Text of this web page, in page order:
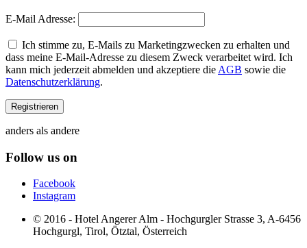
E-Mail Adresse:
Ich stimme zu, E-Mails zu Marketingzwecken zu erhalten und
dass meine E-Mail-Adresse zu diesem Zweck verarbeitet wird. Ich
kann mich jederzeit abmelden und akzeptiere die AGB sowie die
Datenschutzerklärung.
anders als andere
Follow us on
Facebook
Instagram
© 2016 - Hotel Angerer Alm - Hochgurgler Strasse 3, A-6456
Hochgurgl, Tirol, Ötztal, Österreich